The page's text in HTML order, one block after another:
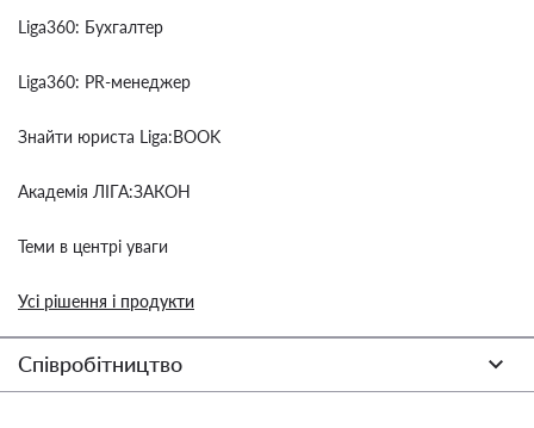
Liga360: Бухгалтер
Liga360: PR-менеджер
Знайти юриста Liga:BOOK
Академія ЛІГА:ЗАКОН
Теми в центрі уваги
Усі рішення і продукти
Співробітництво